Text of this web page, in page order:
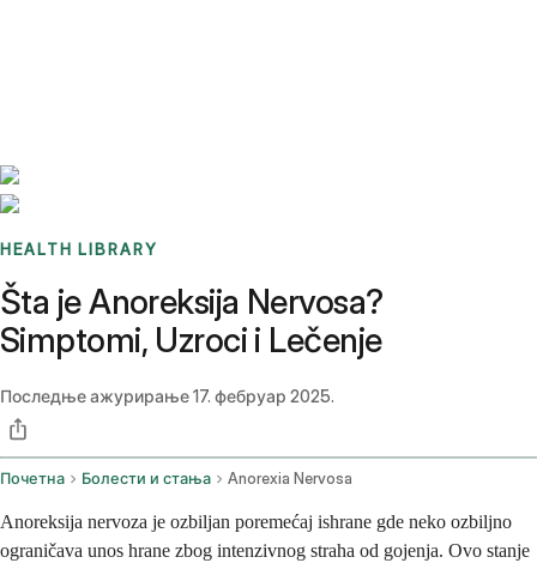
HEALTH LIBRARY
Šta je Anoreksija Nervosa?
Simptomi, Uzroci i Lečenje
Последње ажурирање17. фебруар 2025.
Почетна Болести и стања Anorexia Nervosa
Anoreksija nervoza je ozbiljan poremećaj ishrane gde neko ozbiljno
ograničava unos hrane zbog intenzivnog straha od gojenja. Ovo stanje